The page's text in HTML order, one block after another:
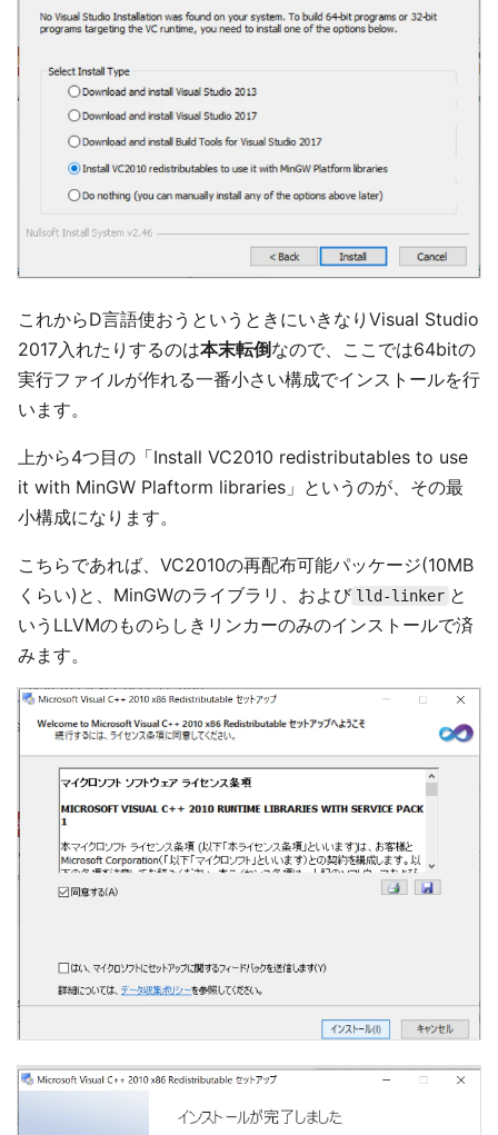
これからD言語使おうというときにいきなりVisual Studio
2017入れたりするのは本末転倒なので、ここでは64bitの
実行ファイルが作れる一番小さい構成でインストールを行
います。
上から4つ目の「Install VC2010 redistributables to use
it with MinGW Plaftorm libraries」というのが、その最
小構成になります。
こちらであれば、VC2010の再配布可能パッケージ(10MB
くらい)と、MinGWのライブラリ、および lld-linker と
いうLLVMのものらしきリンカーのみのインストールで済
みます。